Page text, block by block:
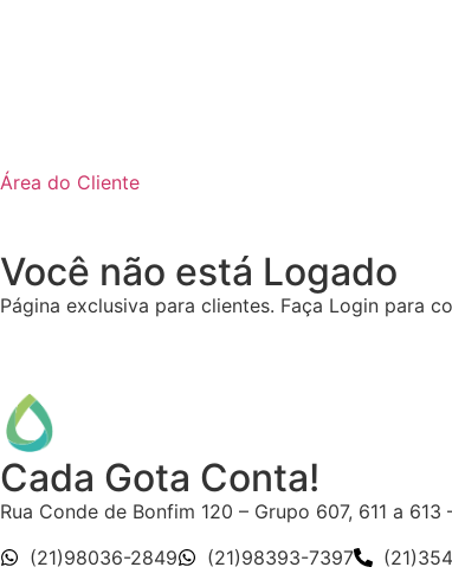
Área do Cliente
Você não está Logado
Página exclusiva para clientes. Faça Login para
Cada Gota Conta!
Rua Conde de Bonfim 120 – Grupo 607, 611 a
(21)98036-2849
(21)98393-7397